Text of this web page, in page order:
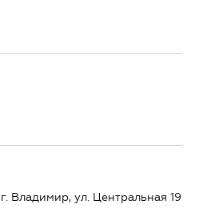
Владимир, ул. Центральная 19